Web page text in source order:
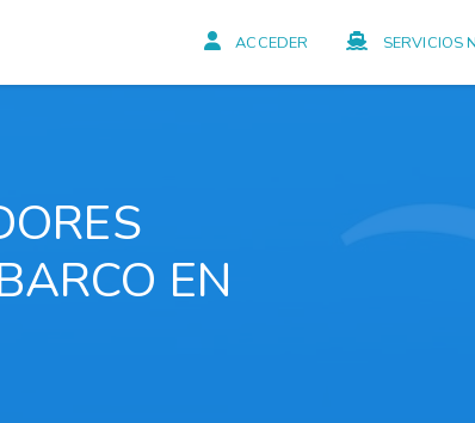
ACCEDER SERVICIOS
EN